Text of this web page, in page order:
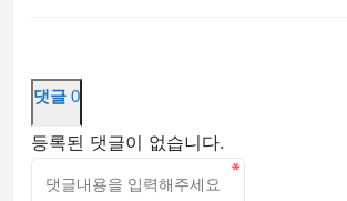
댓글 0
등록된 댓글이 없습니다.